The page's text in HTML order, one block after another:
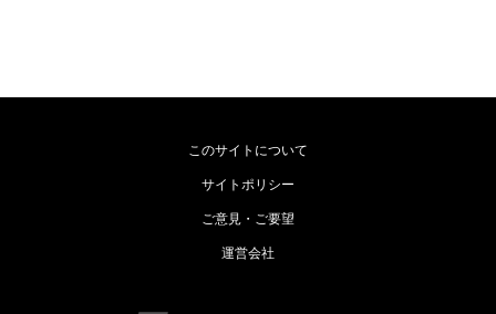
このサイトについて
サイトポリシー
ご意見・ご要望
運営会社